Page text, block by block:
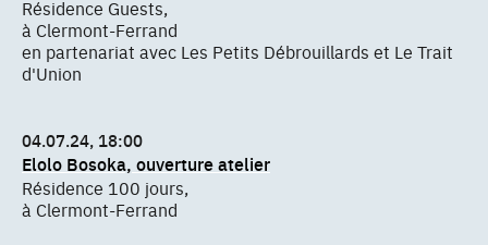
Résidence Guests,
à Clermont-Ferrand
en partenariat avec Les Petits Débrouillards et Le Trait
d'Union
04.07.24, 18:00
Elolo Bosoka, ouverture atelier
Résidence 100 jours,
à Clermont-Ferrand